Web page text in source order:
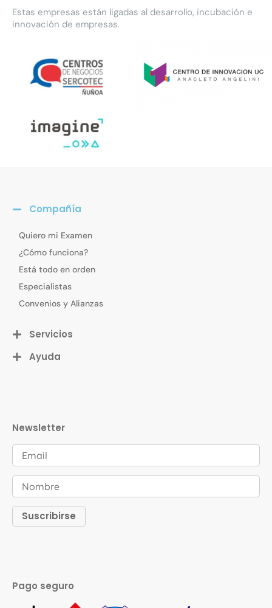
Estas empresas están ligadas al desarrollo, incubación e
innovación de empresas.
Compañía
Quiero mi Examen
¿Cómo funciona?
Está todo en orden
Especialistas
Convenios y Alianzas
Servicios
Ayuda
Newsletter
Pago seguro